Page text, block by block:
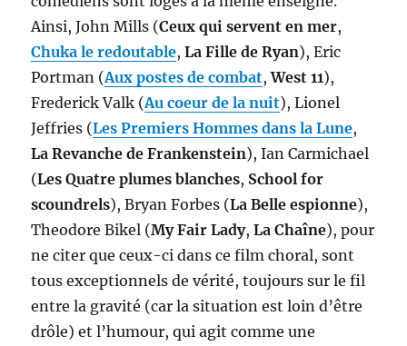
Ainsi, John Mills (Ceux qui servent en mer,
Chuka le redoutable, La Fille de Ryan), Eric
Portman (Aux postes de combat, West 11),
Frederick Valk (Au coeur de la nuit), Lionel
Jeffries (Les Premiers Hommes dans la Lune,
La Revanche de Frankenstein), Ian Carmichael
(Les Quatre plumes blanches, School for
scoundrels), Bryan Forbes (La Belle espionne),
Theodore Bikel (My Fair Lady,La Chaîne), pour
ne citer que ceux-ci dans ce film choral, sont
tous exceptionnels de vérité, toujours sur le fil
entre la gravité (car la situation est loin d’être
drôle) et l’humour, qui agit comme une